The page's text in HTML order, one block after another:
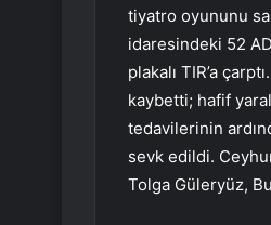
tiyatro oyununu
idaresindeki 52
plakalı TIR’a
kaybetti; hafif
tedavilerinin
sevk edildi.
Tolga Güleryüz,